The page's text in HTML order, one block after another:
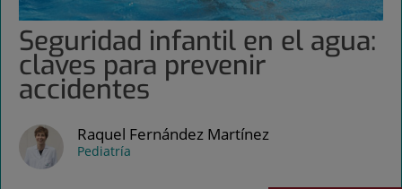
Seguridad infantil en el agua:
claves para prevenir
accidentes
Raquel Fernández Martínez
Pediatría